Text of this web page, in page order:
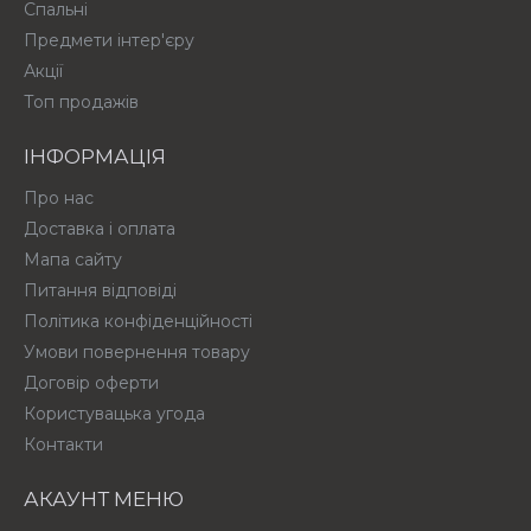
Спальні
Предмети інтер'єру
Акції
Топ продажів
ІНФОРМАЦІЯ
Про нас
Доставка і оплата
Мапа сайту
Питання відповіді
Політика конфіденційності
Умови повернення товару
Договір оферти
Користувацька угода
Контакти
АКАУНТ МЕНЮ